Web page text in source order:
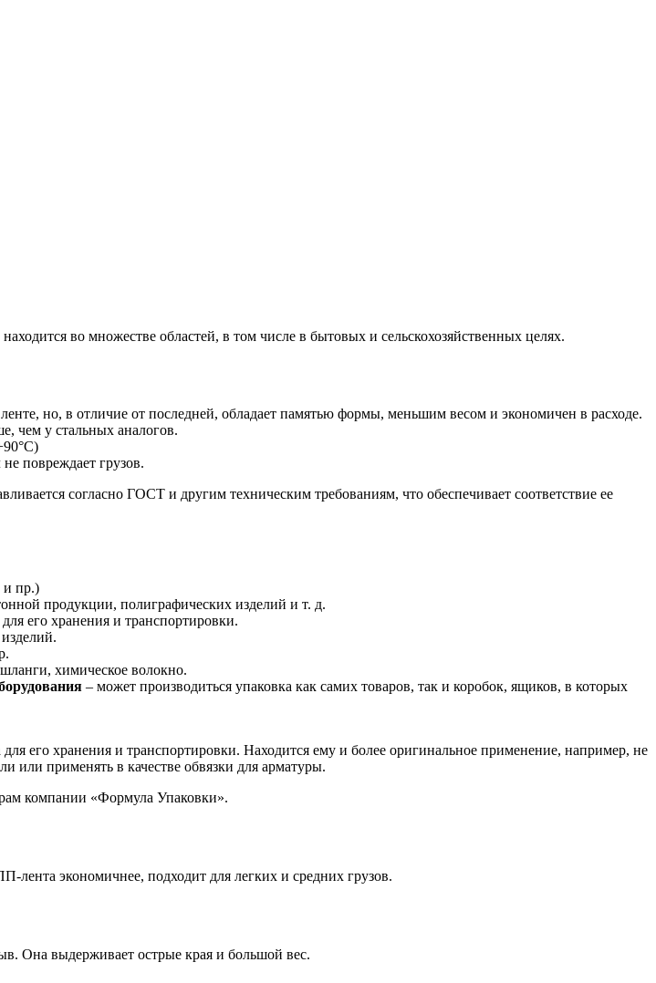
во множестве областей, в том числе в бытовых и сельскохозяйственных целях.
но, в отличие от последней, обладает памятью формы, меньшим весом и экономичен в расходе.
чем у стальных аналогов.
повреждает грузов.
согласно ГОСТ и другим техническим требованиям, что обеспечивает соответствие ее
и пр.)
продукции, полиграфических изделий и т. д.
его хранения и транспортировки.
химическое волокно.
– может производиться упаковка как самих товаров, так и коробок, ящиков, в которых
его хранения и транспортировки. Находится ему и более оригинальное применение, например, не
или применять в качестве обвязки для арматуры.
компании «Формула Упаковки».
экономичнее, подходит для легких и средних грузов.
Она выдерживает острые края и большой вес.